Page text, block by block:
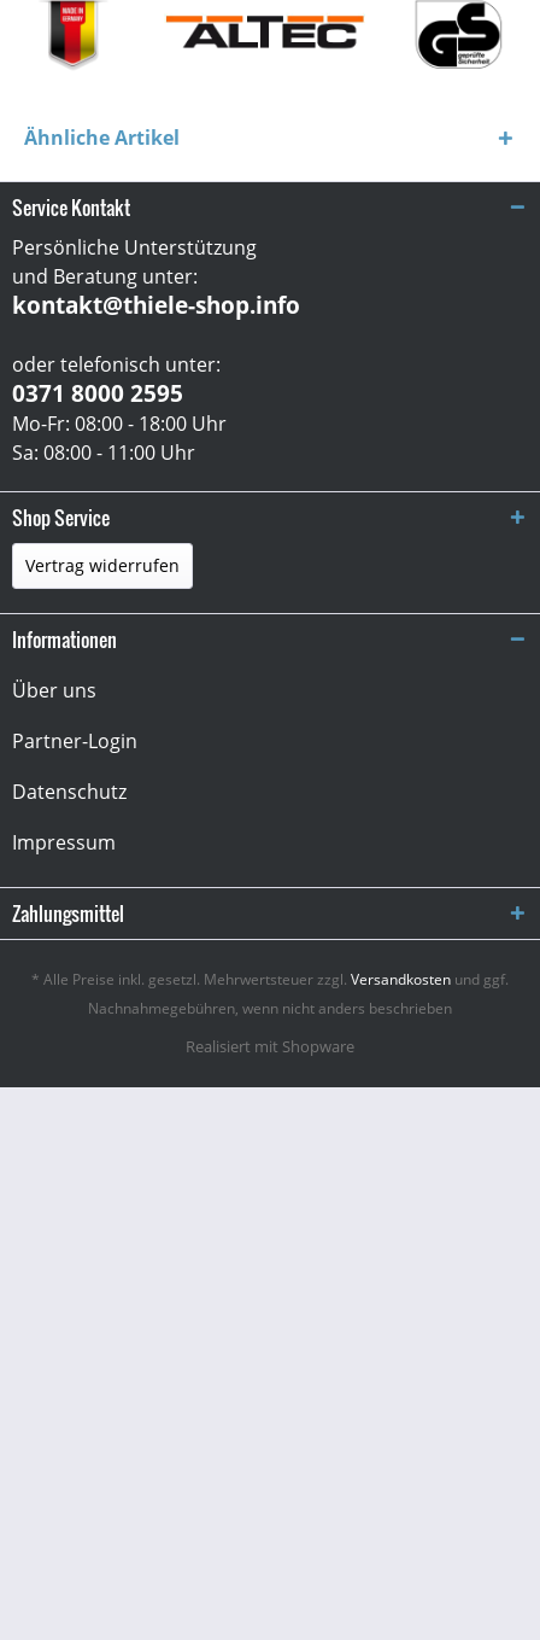
Ähnliche Artikel
Service Kontakt
Persönliche Unterstützung
und Beratung unter:
kontakt@thiele-shop.info
oder telefonisch unter:
0371 8000 2595
Mo-Fr: 08:00 - 18:00 Uhr
Sa: 08:00 - 11:00 Uhr
Shop Service
Vertrag widerrufen
Informationen
Über uns
Partner-Login
Datenschutz
Impressum
Zahlungsmittel
* Alle Preise inkl. gesetzl. Mehrwertsteuer zzgl. Versandkosten und ggf.
Nachnahmegebühren, wenn nicht anders beschrieben
Realisiert mit Shopware